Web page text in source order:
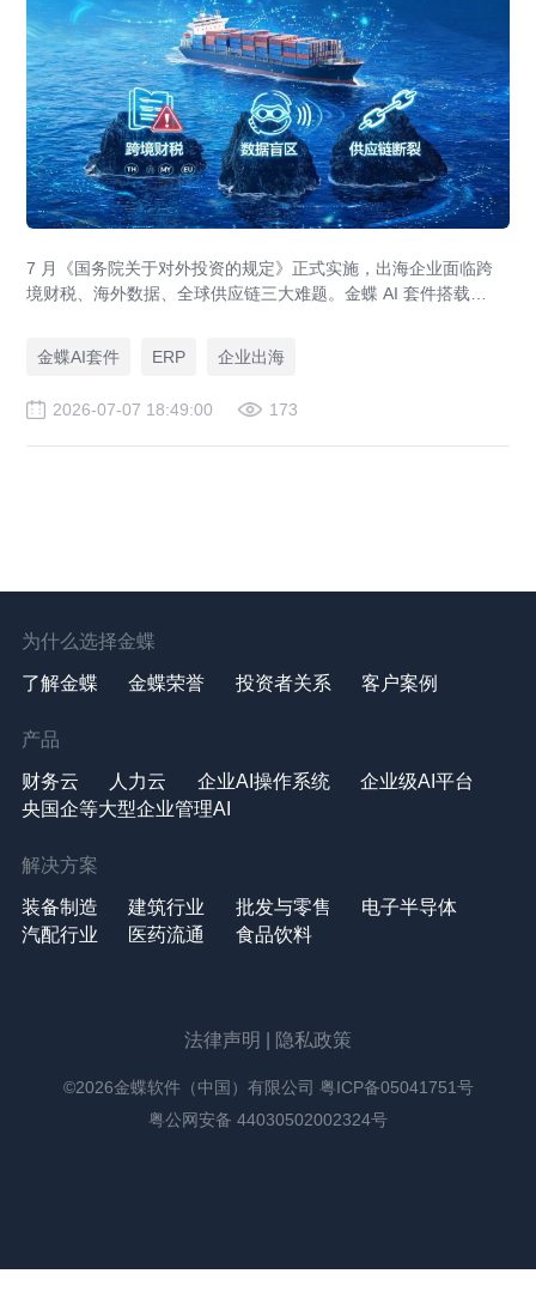
7 月《国务院关于对外投资的规定》正式实施，出海企业面临跨
境财税、海外数据、全球供应链三大难题。金蝶 AI 套件搭载
规、全球 ERP 可视、供应链智能风控，适配东南亚多国本地化经
营。
金蝶AI套件 ERP 企业出海
2026-07-07 18:49:00 173
为什么选择金蝶
了解金蝶 金蝶荣誉 投资者关系 客户案例
产品
财务云 人力云 企业AI操作系统
企业级AI平台
央国企等大型企业管理AI
解决方案
装备制造 建筑行业 批发与零售
电子半导体
汽配行业
医药流通 食品饮料
法律声明 隐私政策
©2026金蝶软件（中国）有限公司 粤ICP备05041751号
粤公网安备 44030502002324号